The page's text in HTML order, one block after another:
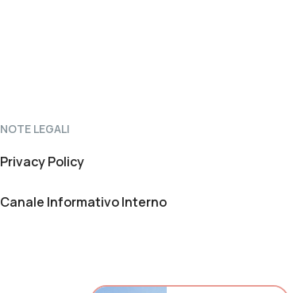
NOTE LEGALI
Privacy Policy
Canale Informativo Interno